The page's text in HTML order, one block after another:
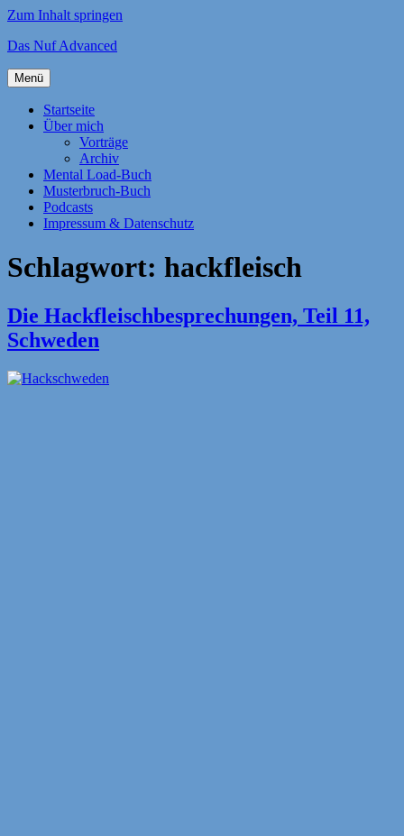
Zum Inhalt springen
Das Nuf Advanced
Menü
Startseite
Über mich
Vorträge
Archiv
Mental Load-Buch
Musterbruch-Buch
Podcasts
Impressum & Datenschutz
Schlagwort: hackfleisch
Die Hackfleischbesprechungen, Teil 11,
Schweden